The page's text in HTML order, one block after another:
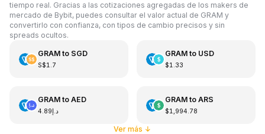
tiempo real. Gracias a las cotizaciones agregadas de los makers de
mercado de Bybit, puedes consultar el valor actual de GRAM y
convertirlo con confianza, con tipos de cambio precisos y sin
spreads ocultos.
GRAMto SGD
S$1.7
GRAMto USD
$1.33
GRAMto AED
د.إ4.89
GRAMto ARS
$1,994.78
Ver más ↓